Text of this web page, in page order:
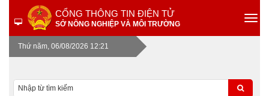
CỔNG THÔNG TIN ĐIỆN TỬ
SỞ NÔNG NGHIỆP VÀ MÔI TRƯỜNG
Thứ năm, 06/08/2026 12:21